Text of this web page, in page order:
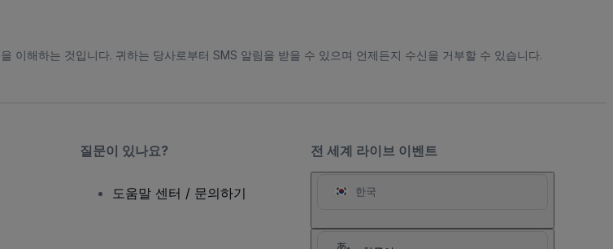
을 이해하는 것입니다. 귀하는 당사로부터 SMS 알림을 받을 수 있으며 언제든지 수신을 거부할 수 있습니다.
전 세계 라이브 이벤트
한국
질문이 있나요?
도움말 센터 / 문의하기